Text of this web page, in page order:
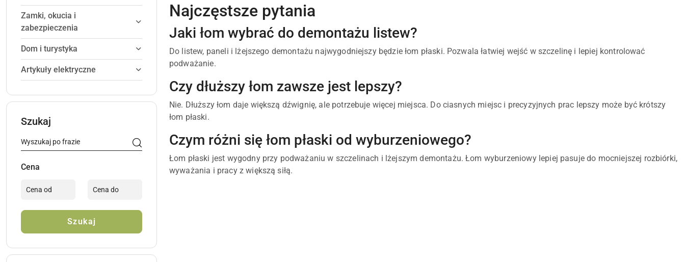
Zamki, okucia i
zabezpieczenia
Dom i turystyka
Artykuły elektryczne
Szukaj
Cena
Szukaj
Najczęstsze pytania
Jaki łom wybrać do demontażu listew?
Do listew, paneli i lżejszego demontażu najwygodniejszy będzie łom płaski. Pozwala łatwiej wejść w szczelinę i lepiej kontrolować
podważanie.
Czy dłuższy łom zawsze jest lepszy?
Nie. Dłuższy łom daje większą dźwignię, ale potrzebuje więcej miejsca. Do ciasnych miejsc i precyzyjnych prac lepszy może być krótszy
łom płaski.
Czym różni się łom płaski od wyburzeniowego?
Łom płaski jest wygodny przy podważaniu w szczelinach i lżejszym demontażu. Łom wyburzeniowy lepiej pasuje do mocniejszej rozbiórki,
wyważania i pracy z większą siłą.